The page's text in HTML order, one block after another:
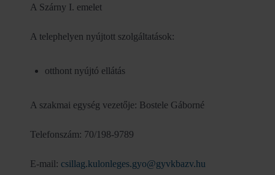
A Szárny I. emelet
A telephelyen nyújtott szolgáltatások:
otthont nyújtó ellátás
A szakmai egység vezetője: Bostele Gáborné
Telefonszám: 70/198-9789
E-mail: csillag.kulonleges.gyo@gyvkbazv.hu